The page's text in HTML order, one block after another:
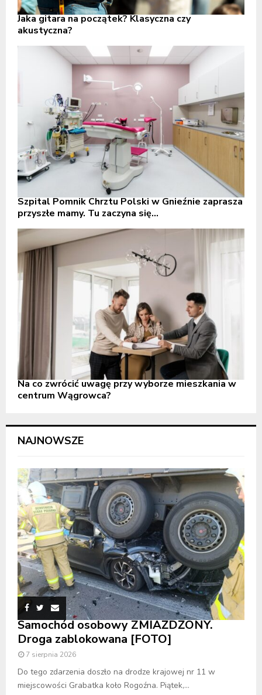
Jaka gitara na początek? Klasyczna czy
akustyczna?
Szpital Pomnik Chrztu Polski w Gnieźnie zaprasza
przyszłe mamy. Tu zaczyna się...
Na co zwrócić uwagę przy wyborze mieszkania w
centrum Wągrowca?
NAJNOWSZE
Samochód osobowy ZMIAŻDŻONY.
Droga zablokowana [FOTO]
7 sierpnia 2026
Do tego zdarzenia doszło na drodze krajowej nr 11 w
miejscowości Grabatka koło Rogoźna. Piątek,...